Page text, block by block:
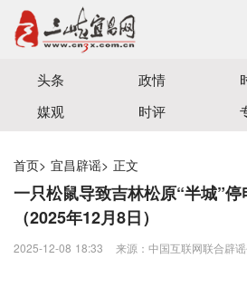
宜昌三峡融媒体中心主办
头条 政情
媒观
时评
首页> 宜昌辟谣> 正文
一只松鼠导致吉林松原“半城”
（2025年12月8日）
2025-12-08 18:33 来源：中国互联网联合辟